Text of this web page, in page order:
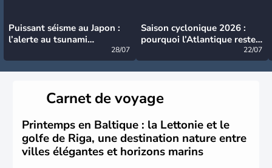
Puissant séisme au Japon :
l’alerte au tsunami
28/07
Saison cyclonique 2026 :
pourquoi l’Atlantique reste
22/07
Carnet de voyage
Printemps en Baltique : la Lettonie et le
golfe de Riga, une destination nature entre
villes élégantes et horizons marins